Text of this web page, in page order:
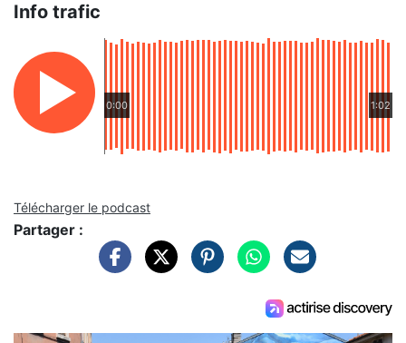
Info trafic
0:00 1:02
Télécharger le podcast
Partager :